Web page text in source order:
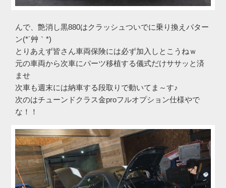
んで、艶消し黒880はクラッシュついでに乗り換えパター
ン(*´艸｀*)
とりあえず皆さん車両保険には必ず加入しとこうねｗ
元の車両から次車にパーツ移植する儀式だけササッと済
ませ
次車も週末には納車する段取りで動いてま～す♪
次のはチューンドクラス金proフルオプション仕様やで
な！！